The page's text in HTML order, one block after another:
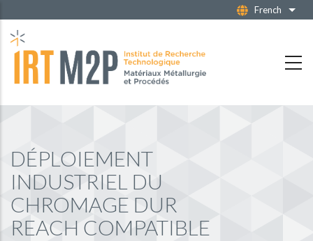
au
contenu
principal
French
DÉPLOIEMENT
INDUSTRIEL DU
CHROMAGE DUR
REACH COMPATIBLE